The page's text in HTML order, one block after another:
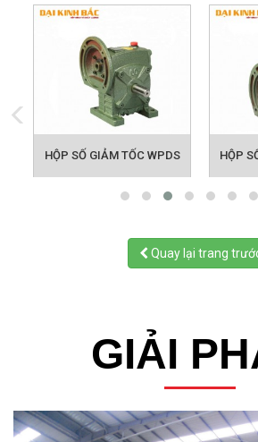
HỘP SỐ GIẢM TỐC WPDS HỘP
Quay lại trang
GIẢI